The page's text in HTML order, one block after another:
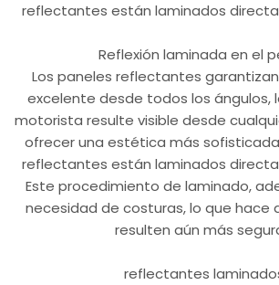
reflectantes están laminados
Reflexión laminada en el
Los paneles reflectantes
excelente desde todos los ángulos,
motorista resulte visible desde
ofrecer una estética más
reflectantes están laminados
Este procedimiento de laminado,
necesidad de costuras, lo que hace
resulten aún más
reflectantes